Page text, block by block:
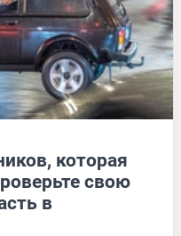
которая
свою
в